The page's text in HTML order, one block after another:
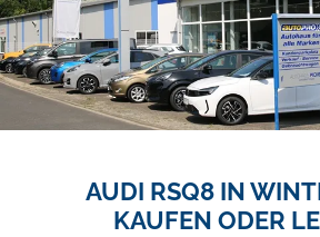
AUDI RSQ8 IN
KAUFEN ODER